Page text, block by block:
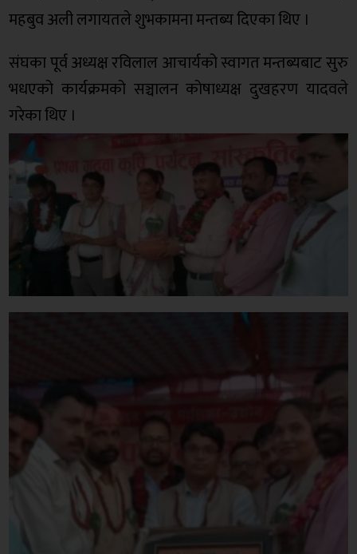
महबुव अली लगायतले शुभकामना मन्तब्य दिएका थिए ।
संघका पूर्व अध्यक्ष रविलाल आचार्यको स्वागत मन्तब्यबाट सुरु
भधएको कार्यक्रमको सञ्चालन कोषाध्यक्ष दुखहरण यादवले
गरेका थिए ।